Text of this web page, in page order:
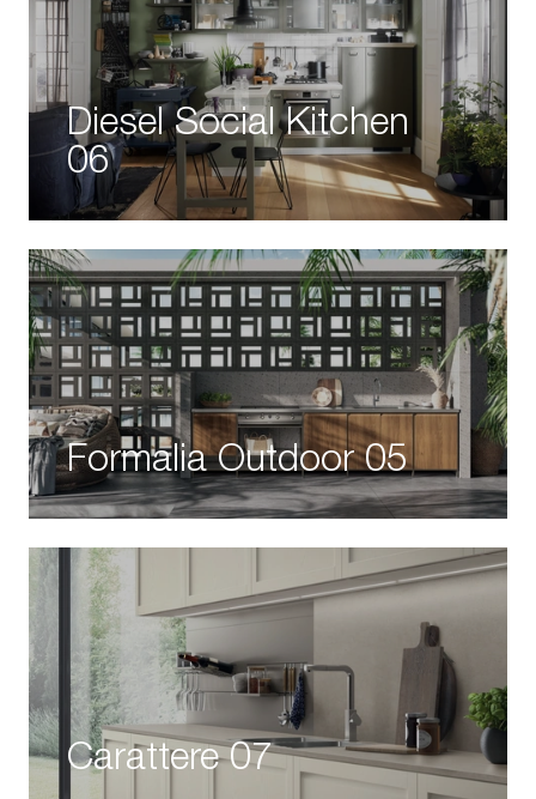
Diesel Social Kitchen
06
Formalia Outdoor 05
Carattere 07